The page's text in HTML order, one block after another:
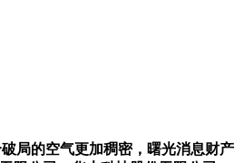
局的空气更加稠密，曙光消息财产